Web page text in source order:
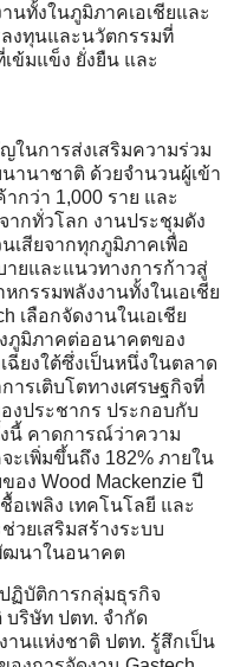
ทั้งในภูมิภาคเอเชียและ
งทุนและนวัตกรรมที่
ข้มแข็ง ยั่งยืน และ
ญในการส่งเสริมความร่วม
านาชาติ ด้วยจำนวนผู้เข้า
กว่า 1,000 ราย และ
ากทั่วโลก งานประชุมดัง
เสียจากทุกภูมิภาคเพื่อ
ยและแนวทางการก้าวสู่
กรรมพลังงานทั้งในเอเชีย
เลือกจัดงานในเอเชีย
ภูมิภาคต่ออนาคตของ
ฉียงใต้ซึ่งเป็นหนึ่งในตลาด
รเติบโตทางเศรษฐกิจที่
งประชากร ประกอบกับ
นี้ คาดการณ์ว่าความ
เพิ่มขึ้นถึง 182% ภายใน
อง Wood Mackenzie ปี
เพลิง เทคโนโลยี และ
วยเสริมสร้างระบบ
ฒนาในอนาคต
ฏิบัติการกลุ่มธุรกิจ
ริษัท ปตท. จำกัด
านแห่งชาติ ปตท. รู้สึกเป็น